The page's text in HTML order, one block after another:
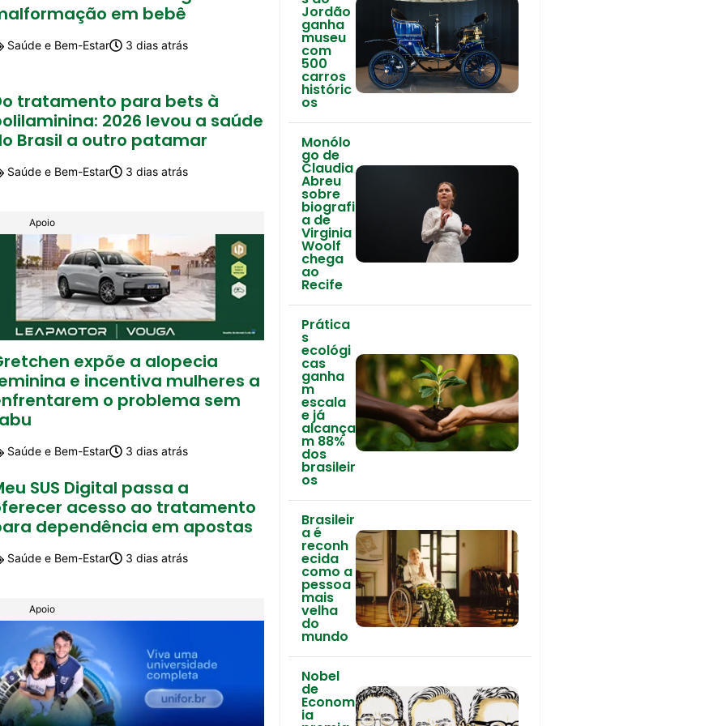
em bebê
Saúde e Bem-Estar 3 dias atrás
tratamento para bets à
2026 levou a saúde
Brasil a outro patamar
Saúde e Bem-Estar 3 dias atrás
Apoio
expõe a alopecia
e incentiva mulheres a
o problema sem
Saúde e Bem-Estar 3 dias atrás
SUS Digital passa a
acesso ao tratamento
dependência em apostas
Saúde e Bem-Estar 3 dias atrás
Apoio
Jordão
ganha
museu
com
500
carros
históric
os
Monólo
go de
Claudia
Abreu
sobre
biografi
a de
Virginia
Woolf
chega
ao
Recife
Prática
s
ecológi
cas
ganha
m
escala
e já
alcança
m 88%
dos
brasileir
os
Brasileir
a é
reconh
ecida
como a
pessoa
mais
velha
do
mundo
Nobel
de
Econom
ia